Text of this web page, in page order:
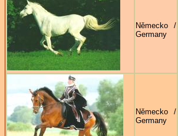
Německo /
Germany
Německo /
Germany